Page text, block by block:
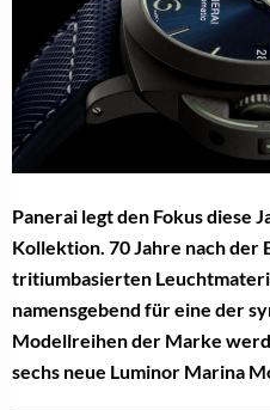
Panerai legt den Fokus diese
Kollektion. 70 Jahre nach der
tritiumbasierten
namensgebend für eine der
Modellreihen der Marke
sechs neue Luminor Marina